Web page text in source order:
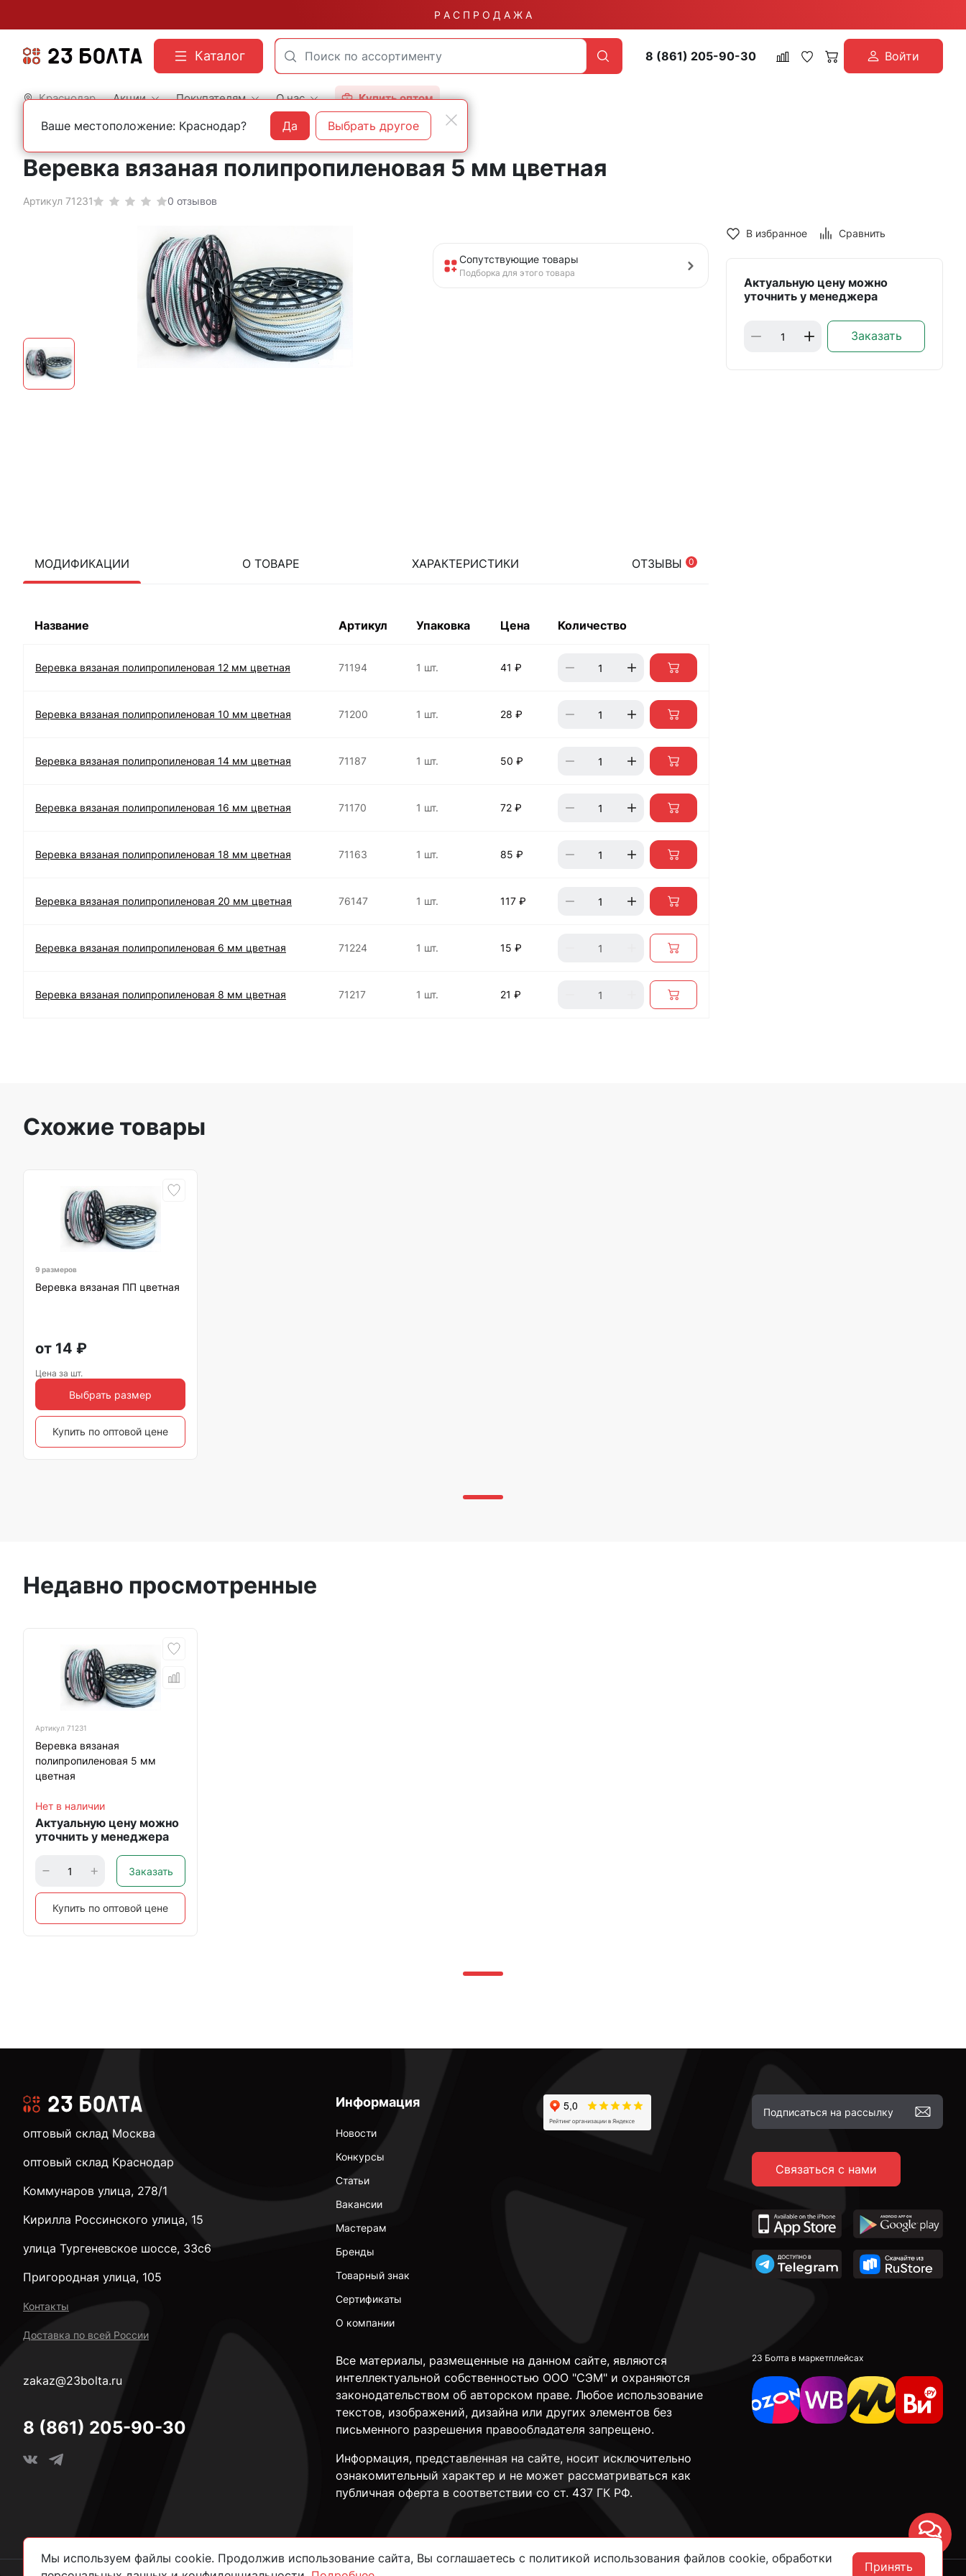
Р А С П Р О Д А Ж А
Каталог 8 (861) 205-90-30 Войти
Краснодар Акции Покупателям О нас Купить оптом
Главная Грузовой крепеж Веревки и канаты Веревки Полипропиленовые
Веревка вязаная полипропиленовая 5 мм цветная
Артикул 71231 0 отзывов
Сопутствующие товары
Подборка для этого товара
МОДИФИКАЦИИ О ТОВАРЕ ХАРАКТЕРИСТИКИ ОТЗЫВЫ 0
Название Артикул Упаковка Цена Количество
Веревка вязаная полипропиленовая 12 мм цветная 71194 1 шт. 41 ₽
Веревка вязаная полипропиленовая 10 мм цветная 71200 1 шт. 28 ₽
Веревка вязаная полипропиленовая 14 мм цветная 71187 1 шт. 50 ₽
Веревка вязаная полипропиленовая 16 мм цветная 71170 1 шт. 72 ₽
Веревка вязаная полипропиленовая 18 мм цветная 71163 1 шт. 85 ₽
Веревка вязаная полипропиленовая 20 мм цветная 76147 1 шт. 117 ₽
Веревка вязаная полипропиленовая 6 мм цветная 71224 1 шт. 15 ₽
Веревка вязаная полипропиленовая 8 мм цветная 71217 1 шт. 21 ₽
В избранное Сравнить
Актуальную цену можно
уточнить у менеджера
Заказать
Схожие товары
9 размеров
Веревка вязаная ПП цветная
от 14 ₽
Цена за шт.
Выбрать размер
Купить по оптовой цене
Недавно просмотренные
Артикул 71231
Веревка вязаная
полипропиленовая 5 мм
цветная
Нет в наличии
Актуальную цену можно
уточнить у менеджера
Заказать
Купить по оптовой цене
Информация
Новости
Конкурсы
Статьи
Вакансии
Мастерам
Бренды
Товарный знак
Сертификаты
О компании
Связаться с нами
Все материалы, размещенные на данном сайте, являются
интеллектуальной собственностью ООО "СЭМ" и охраняются
законодательством об авторском праве. Любое использование
текстов, изображений, дизайна или других элементов без
письменного разрешения правообладателя запрещено.
Информация, представленная на сайте, носит исключительно
ознакомительный характер и не может рассматриваться как
публичная оферта в соответствии со ст. 437 ГК РФ.
23 Болта в маркетплейсах
оптовый склад Москва
оптовый склад Краснодар
Коммунаров улица, 278/1
Кирилла Россинского улица, 15
улица Тургеневское шоссе, 33с6
Пригородная улица, 105
Контакты
Доставка по всей России
zakaz@23bolta.ru
8 (861) 205-90-30
Мы используем файлы cookie. Продолжив использование сайта, Вы соглашаетесь с политикой использования файлов cookie, обработки
Принять
Ваше местоположение: Краснодар? Да Выбрать другое